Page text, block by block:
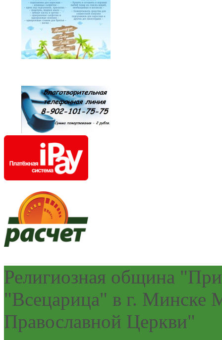
Религиозная община
"Всецарица" в г. Минске
Православной Церкви"